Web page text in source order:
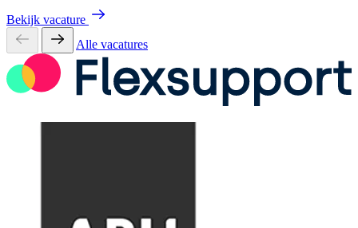
Bekijk vacature
Alle vacatures